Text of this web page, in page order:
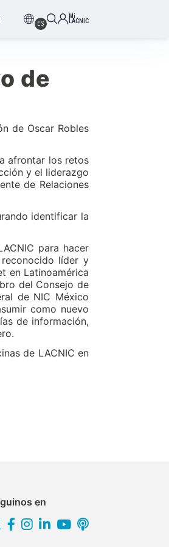
ES
Mi
LACNIC
de
de Oscar Robles
afrontar los retos
y el liderazgo
de Relaciones
identificar la
para hacer
líder y
en Latinoamérica
del Consejo de
de NIC México
como nuevo
de información,
de LACNIC en
en